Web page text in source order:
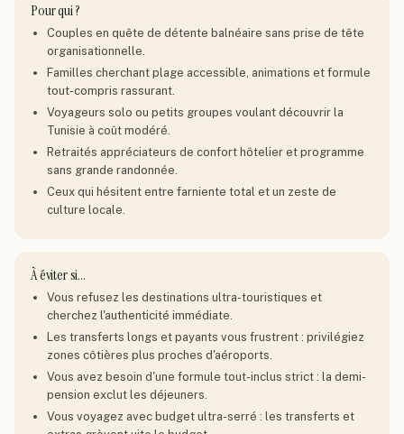
Pour qui ?
Couples en quête de détente balnéaire sans prise de tête
organisationnelle.
Familles cherchant plage accessible, animations et formule
tout-compris rassurant.
Voyageurs solo ou petits groupes voulant découvrir la
Tunisie à coût modéré.
Retraités appréciateurs de confort hôtelier et programme
sans grande randonnée.
Ceux qui hésitent entre farniente total et un zeste de
culture locale.
À éviter si…
Vous refusez les destinations ultra-touristiques et
cherchez l'authenticité immédiate.
Les transferts longs et payants vous frustrent : privilégiez
zones côtières plus proches d'aéroports.
Vous avez besoin d'une formule tout-inclus strict : la demi-
pension exclut les déjeuners.
Vous voyagez avec budget ultra-serré : les transferts et